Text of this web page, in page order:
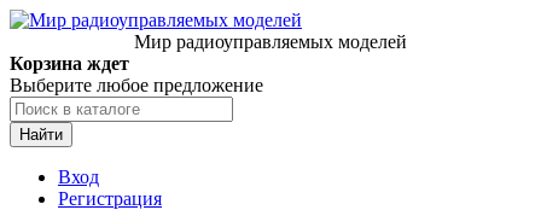
Мир радиоуправляемых моделей
Корзина ждет
Выберите любое предложение
Найти
Вход
Регистрация